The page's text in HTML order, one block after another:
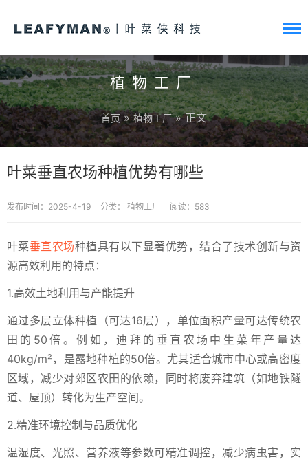
植物工厂
首页 »植物工厂» 正文
叶菜垂直农场种植优势有哪些
发布时间：2025-4-19 分类： 植物工厂 阅读：583
叶菜垂直农场种植具有以下显著优势，结合了技术创新与资
源高效利用的特点：
1.高效土地利用与产能提升
通过多层立体种植（可达16层），单位面积产量可达传统农
田的50倍。例如，迪拜的垂直农场中生菜年产量达
40kg/m²，是露地种植的50倍。尤其适合城市中心或高密度
区域，减少对郊区农田的依赖，同时将废弃建筑（如地铁隧
道、屋顶）转化为生产空间。
2.精准环境控制与品质优化
温湿度、光照、营养液等参数可精准调控，减少病虫害，实